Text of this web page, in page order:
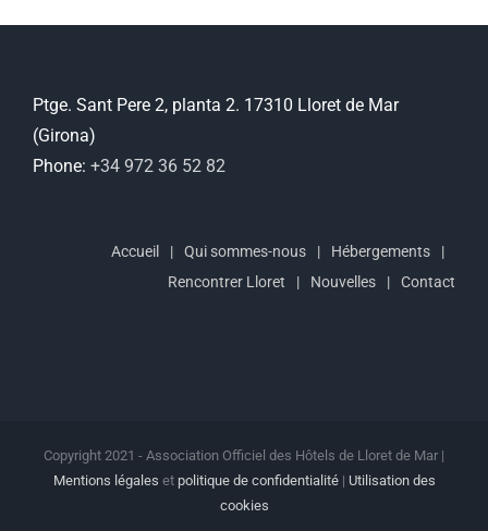
Ptge. Sant Pere 2, planta 2. 17310 Lloret de Mar
(Girona)
Phone: +34 972 36 52 82
Accueil Qui sommes-nous
Hébergements
Rencontrer Lloret
Nouvelles Contact
Copyright 2021 - Association Officiel des Hôtels de Lloret de Mar |
Mentions légales et politique de confidentialité| Utilisation des
cookies